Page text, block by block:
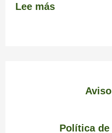
Lee más
Política de